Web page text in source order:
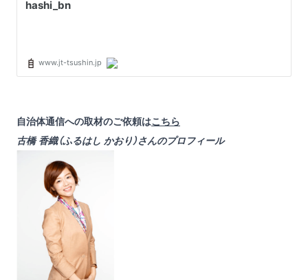
自治体通信への取材のご依頼はこちら
古橋 香織（ふるはし かおり）さんのプロフィール